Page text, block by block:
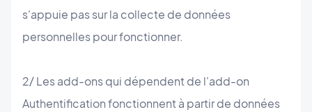
s'appuie pas sur la collecte de données
personnelles pour fonctionner.
2/ Les add-ons qui dépendent de l'add-on
Authentification fonctionnent à partir de données